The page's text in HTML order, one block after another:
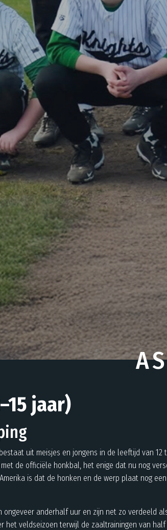
jaar)
uit meisjes en jongens in de leeftijd van 12
de officiële honkbal, het enige dat nu nog
is dat de honken en de werp plaat nog
ongeveer anderhalf uur en zijn net zo verdeeld
het veldseizoen terwijl de zaaltrainingen van half